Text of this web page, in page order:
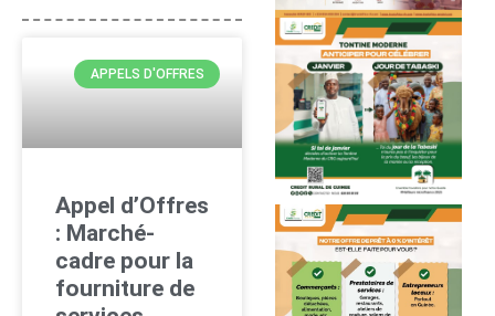
APPELS D'OFFRES
Appel d’Offres
: Marché-
cadre pour la
fourniture de